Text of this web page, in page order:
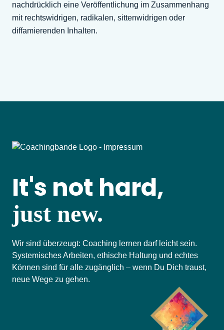
nachdrücklich eine Veröffentlichung im Zusammenhang
mit rechtswidrigen, radikalen, sittenwidrigen oder
diffamierenden Inhalten.
It's not hard,
just new.
Wir sind überzeugt: Coaching lernen darf leicht sein.
Systemisches Arbeiten, ethische Haltung und echtes
Können sind für alle zugänglich – wenn Du Dich traust,
neue Wege zu gehen.